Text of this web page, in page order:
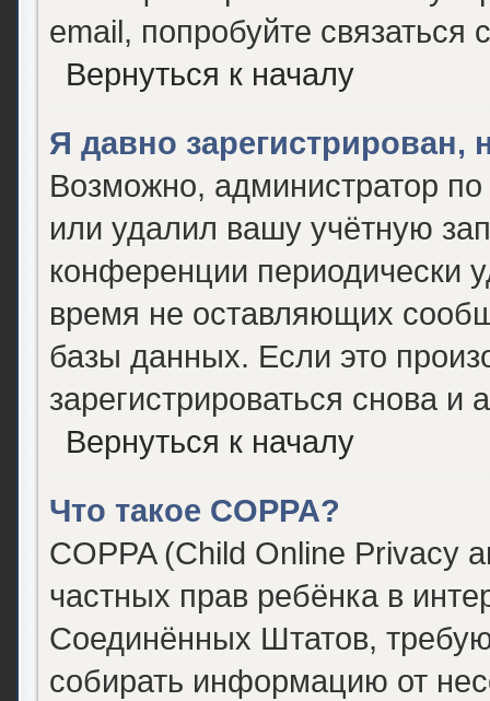
email, попробуйте связаться
Вернуться к началу
Я давно зарегистрирован,
Возможно, администратор
или удалил вашу учётную
конференции периодически
время не оставляющих
базы данных. Если это
зарегистрироваться снова и
Вернуться к началу
Что такое COPPA?
COPPA (Child Online Privacy
частных прав ребёнка в
Соединённых Штатов,
собирать информацию от